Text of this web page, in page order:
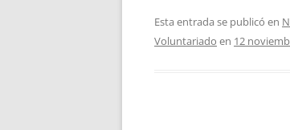
Esta entrada se publicó en
Voluntariado en 12